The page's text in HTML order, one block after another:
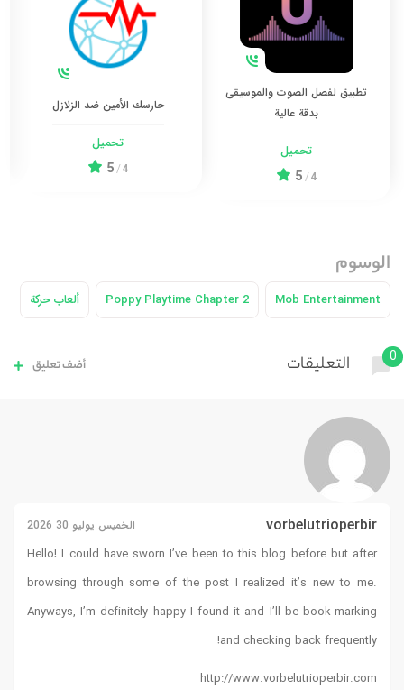
تطبيق لفصل الصوت والموسيقى
بدقة عالية
تحميل
4
/
5
حارسك الأمين ضد الزلازل
تحميل
4
/
5
الوسوم
Mob Entertainment
Poppy Playtime Chapter 2 ألعاب حركة
0 التعليقات أضف تعليق
vorbelutrioperbir الخميس يوليو 30 2026
Hello! I could have sworn I’ve been to this blog before but after
browsing through some of the post I realized it’s new to me.
Anyways, I’m definitely happy I found it and I’ll be book-marking
and checking back frequently!
http://www.vorbelutrioperbir.com